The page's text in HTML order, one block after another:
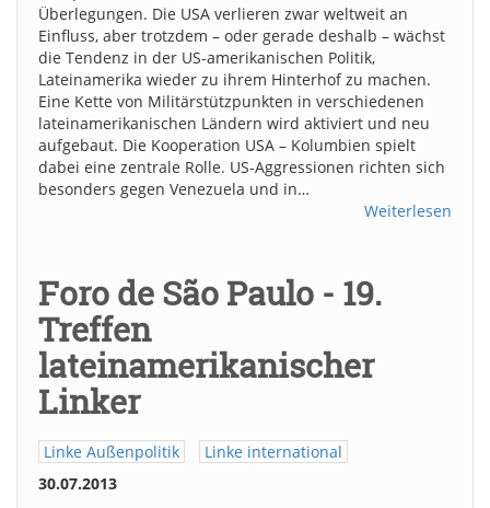
Überlegungen. Die USA verlieren zwar weltweit an
Einfluss, aber trotzdem – oder gerade deshalb – wächst
die Tendenz in der US-amerikanischen Politik,
Lateinamerika wieder zu ihrem Hinterhof zu machen.
Eine Kette von Militärstützpunkten in verschiedenen
lateinamerikanischen Ländern wird aktiviert und neu
aufgebaut. Die Kooperation USA – Kolumbien spielt
dabei eine zentrale Rolle. US-Aggressionen richten sich
besonders gegen Venezuela und in…
Weiterlesen
Foro de São Paulo - 19.
Treffen
lateinamerikanischer
Linker
Linke Außenpolitik
Linke international
30.07.2013